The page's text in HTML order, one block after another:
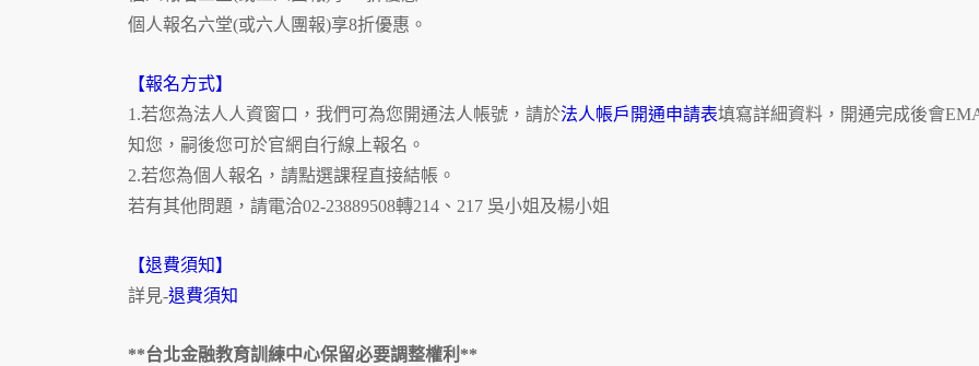
個人報名六堂(或六人團報)享8折優惠。
【報名方式】
1.若您為法人人資窗口，我們可為您開通法人帳號，請於法人帳戶開通申請表填寫詳細資料，開通完成後會
知您，嗣後您可於官網自行線上報名。
2.若您為個人報名，請點選課程直接結帳。
若有其他問題，請電洽02-23889508轉214、217 吳小姐及楊小姐
【退費須知】
詳見-退費須知
**台北金融教育訓練中心保留必要調整權利**